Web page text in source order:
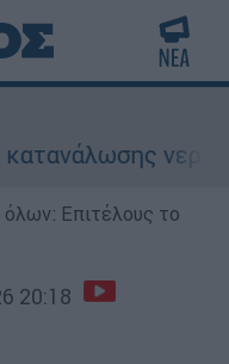
νερού στη
Επιτέλους το
20:18